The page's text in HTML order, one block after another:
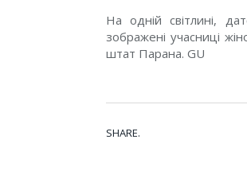
На одній світлині,
зображені учасниці
штат Парана. GU
SHARE.